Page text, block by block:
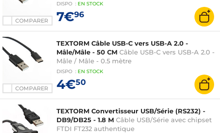
COMPARER
DISPO : EN STOCK
7€96
COMPARER
TEXTORM Câble USB-C vers USB-A 2.0 -
Mâle/Mâle - 50 CM Câble USB-C vers USB-A 2.0 -
Mâle / Mâle - 0.5 mètre
DISPO : EN STOCK
4€50
TEXTORM Convertisseur USB/Série (RS232) -
DB9/DB25 - 1.8 M Câble USB/Série avec chipset
FTDI FT232 authentique